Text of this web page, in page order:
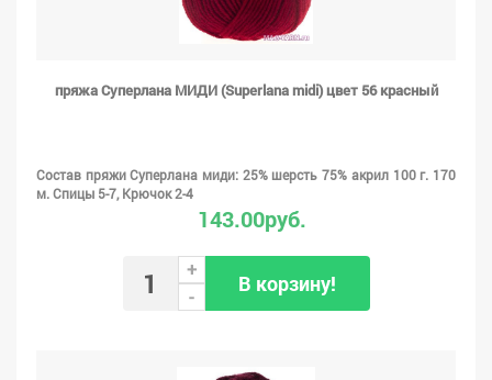
пряжа Суперлана МИДИ (Superlana midi) цвет 56 красный
Состав пряжи Суперлана миди: 25% шерсть 75% акрил 100 г. 170
м. Спицы 5-7, Крючок 2-4
143.00руб.
+
-
В корзину!